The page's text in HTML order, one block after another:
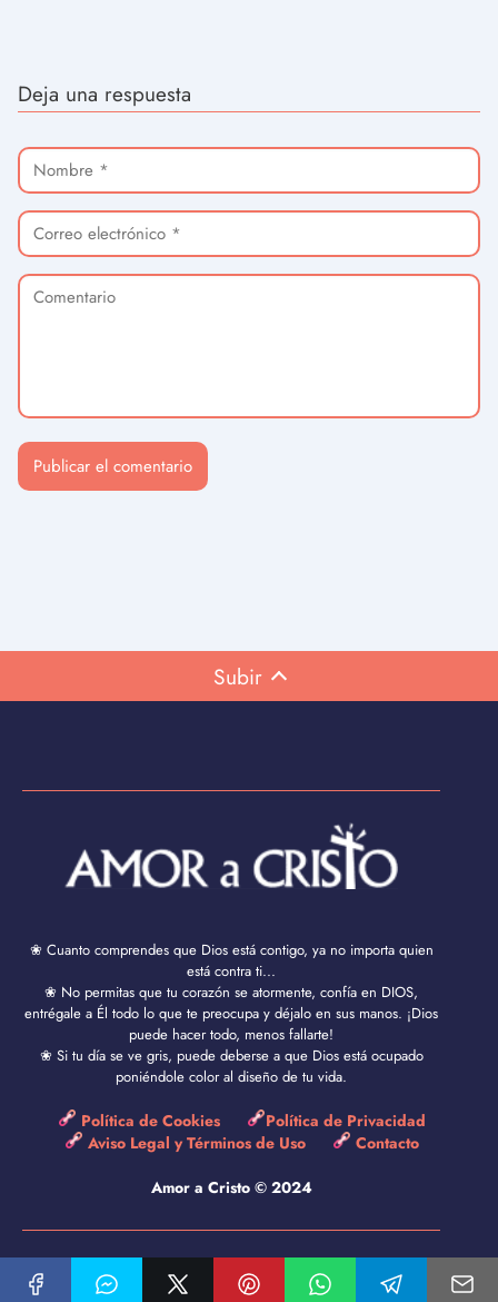
Deja una respuesta
Subir
❀ Cuanto comprendes que Dios está contigo, ya no importa quien
está contra ti...
❀ No permitas que tu corazón se atormente, confía en DIOS,
entrégale a Él todo lo que te preocupa y déjalo en sus manos. ¡Dios
puede hacer todo, menos fallarte!
❀ Si tu día se ve gris, puede deberse a que Dios está ocupado
poniéndole color al diseño de tu vida.
Política de Cookies
Política de Privacidad
Aviso Legal y Términos de Uso
Contacto
Amor a Cristo © 2024